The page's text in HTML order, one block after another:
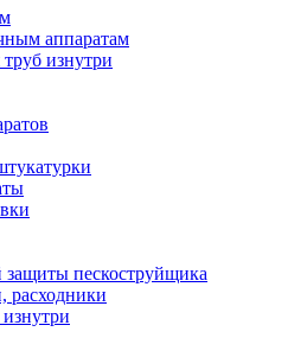
аппаратам
изнутри
защиты пескоструйщика
расходники